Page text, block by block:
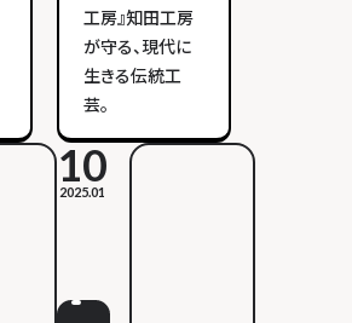
工房』知田工房
が守る、現代に
生きる伝統工
芸。
10
2025.01